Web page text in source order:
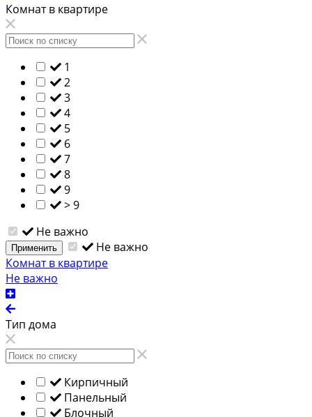
Комнат в квартире
1
2
3
4
5
6
7
8
9
> 9
Не важно
Применить
Не важно
Комнат в квартире
Не важно
Тип дома
Кирпичный
Панельный
Блочный